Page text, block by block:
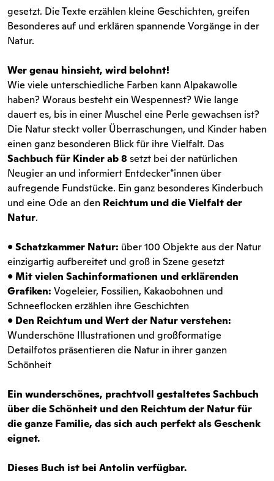
gesetzt. Die Texte erzählen kleine Geschichten, greifen
Besonderes auf und erklären spannende Vorgänge in der
Natur.
Wer genau hinsieht, wird belohnt!
Wie viele unterschiedliche Farben kann Alpakawolle
haben? Woraus besteht ein Wespennest? Wie lange
dauert es, bis in einer Muschel eine Perle gewachsen ist?
Die Natur steckt voller Überraschungen, und Kinder haben
einen ganz besonderen Blick für ihre Vielfalt. Das
Sachbuch für Kinder ab 8 setzt bei der natürlichen
Neugier an und informiert Entdecker*innen über
aufregende Fundstücke. Ein ganz besonderes Kinderbuch
und eine Ode an den Reichtum und die Vielfalt der
Natur.
•Schatzkammer Natur: über 100 Objekte aus der Natur
einzigartig aufbereitet und groß in Szene gesetzt
• Mit vielen Sachinformationen und erklärenden
Grafiken: Vogeleier, Fossilien, Kakaobohnen und
Schneeflocken erzählen ihre Geschichten
• Den Reichtum und Wert der Natur verstehen:
Wunderschöne Illustrationen und großformatige
Detailfotos präsentieren die Natur in ihrer ganzen
Schönheit
Ein wunderschönes, prachtvoll gestaltetes Sachbuch
über die Schönheit und den Reichtum der Natur für
die ganze Familie, das sich auch perfekt als Geschenk
eignet.
Dieses Buch ist bei Antolin verfügbar.